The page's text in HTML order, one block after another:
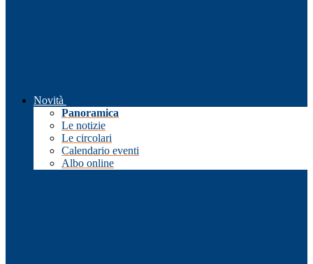
Novità
Panoramica
Le notizie
Le circolari
Calendario eventi
Albo online